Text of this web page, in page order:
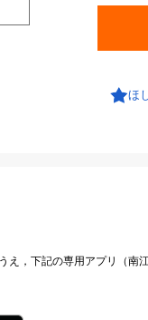
ほ
え，下記の専用アプリ（南